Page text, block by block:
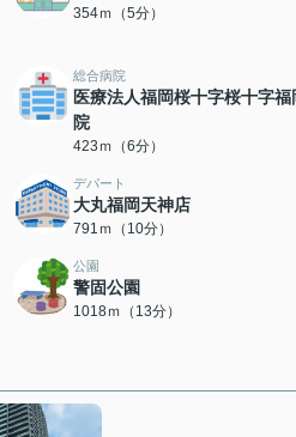
354ｍ（5分）
総合病院
医療法人福岡桜十字桜十字福
院
423ｍ（6分）
デパート
大丸福岡天神店
791ｍ（10分）
公園
警固公園
1018ｍ（13分）